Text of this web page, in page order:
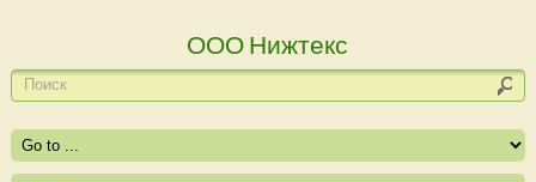
ООО Нижтекс